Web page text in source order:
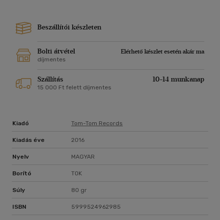
11. Sirató (Quimby - Kiss Tibor) 5:26
Beszállítói készleten
Bolti átvétel
Elérhető készlet esetén akár ma
díjmentes
Szállítás 10-14 munkanap
15 000 Ft felett díjmentes
Kiadó Tom-Tom Records
Kiadás éve 2016
Nyelv MAGYAR
Borító TOK
Súly 80 gr
ISBN 5999524962985